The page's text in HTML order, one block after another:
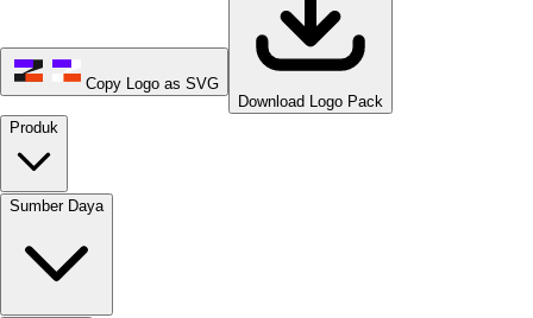
Copy Logo as SVG
Download Logo Pack
Produk
Sumber Daya